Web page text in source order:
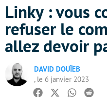
Linky : vous
refuser le
allez devoir
DAVID DOUÏEB
, le 6 janvier 2023